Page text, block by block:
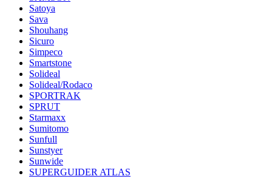
Satoya
Sava
Shouhang
Sicuro
Simpeco
Smartstone
Solideal
Solideal/Rodaco
SPORTRAK
SPRUT
Starmaxx
Sumitomo
Sunfull
Sunstyer
Sunwide
SUPERGUIDER ATLAS